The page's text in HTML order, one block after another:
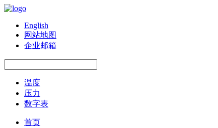
English
网站地图
企业邮箱
温度
压力
数字表
首页